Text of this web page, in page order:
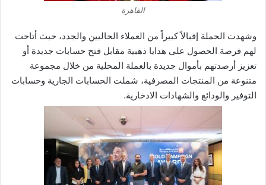
القاهرة
وشهدت الحملة إقبالاً كبيراً من العملاء الحاليين والجدد، حيث أتاحت
لهم فرصة الحصول على هدايا ذهبية مقابل فتح حسابات جديدة أو
تعزيز أرصدتهم بأموال جديدة بالعملة المحلية من خلال مجموعة
متنوعة من المنتجات المصرفية، شملت الحسابات الجارية وحسابات
التوفير والودائع والشهادات الادخارية.